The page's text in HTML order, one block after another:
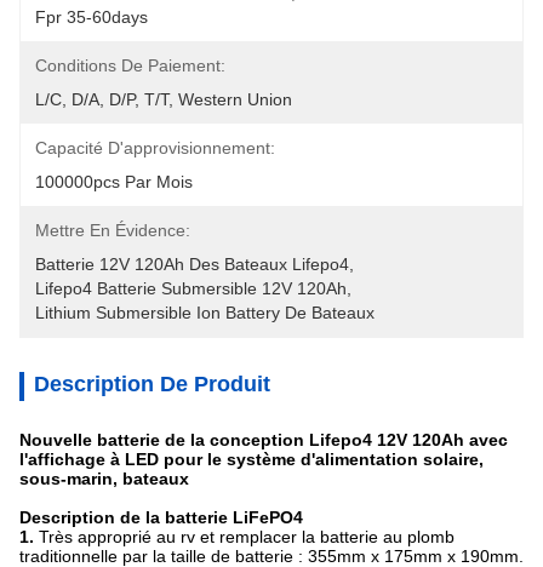
Fpr 35-60days
Conditions De Paiement:
L/C, D/A, D/P, T/T, Western Union
Capacité D'approvisionnement:
100000pcs Par Mois
Mettre En Évidence:
Batterie 12V 120Ah Des Bateaux Lifepo4
Lifepo4 Batterie Submersible 12V 120Ah
Lithium Submersible Ion Battery De Bateaux
Description De Produit
Nouvelle batterie de la conception Lifepo4 12V 120Ah avec
l'affichage à LED pour le système d'alimentation solaire,
sous-marin, bateaux
Description de la batterie LiFePO4
1. Très approprié au rv et remplacer la batterie au plomb
traditionnelle par la taille de batterie : 355mm x 175mm x 190mm.